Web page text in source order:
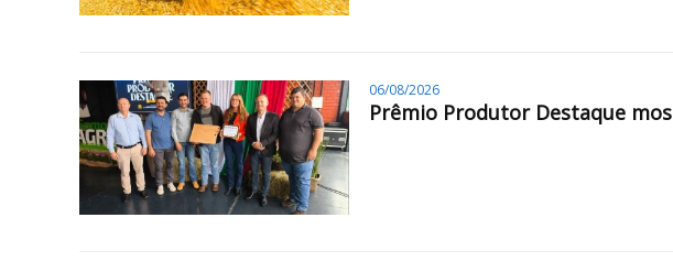
06/08/2026
Prêmio Produtor Destaque